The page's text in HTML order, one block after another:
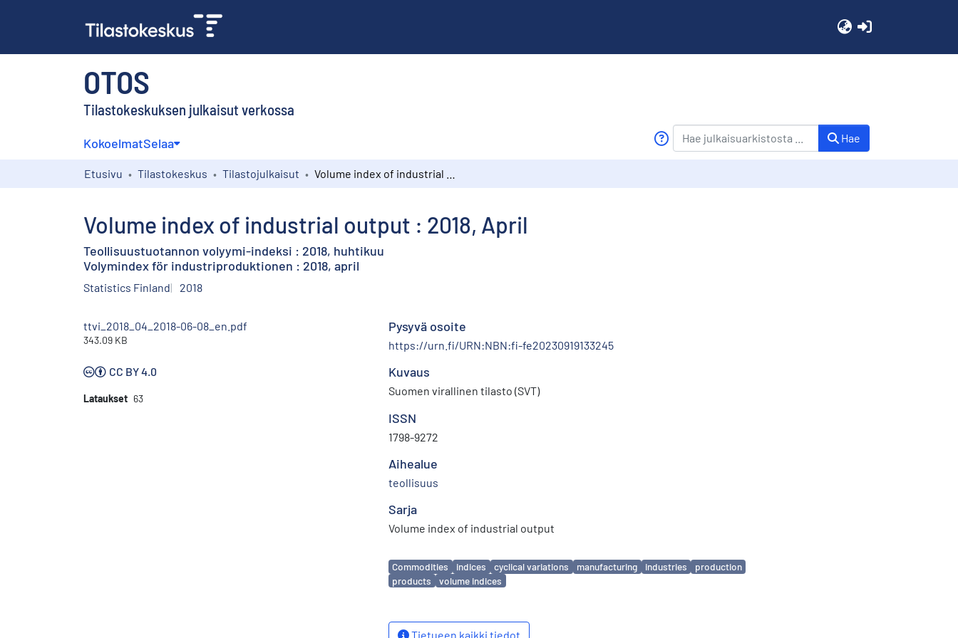
OTOS
Tilastokeskuksen julkaisut verkossa
KokoelmatSelaa Hae
Etusivu Tilastokeskus Tilastojulkaisut
Volume index of industrial output : 2018, April
Teollisuustuotannon volyymi-indeksi : 2018, huhtikuu
Volymindex för industriproduktionen : 2018, april
Statistics Finland 2018
ttvi_2018_04_2018-06-08_en.pdf
343.09 KB
CC BY 4.0
Lataukset 63
Pysyvä osoite
https://urn.fi/URN:NBN:fi-fe20230919133245
Kuvaus
Suomen virallinen tilasto (SVT)
ISSN
1798-9272
Aihealue
teollisuus
Sarja
Volume index of industrial output
Avainsanat
Commodities indices cyclical variations manufacturing industries
production
products
volume indices
Tietueen kaikki tiedot